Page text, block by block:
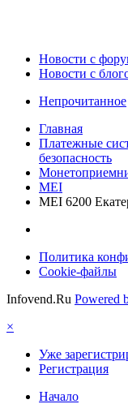
Новости c
Новости с
Непрочитанное
Главная
Платежные
безопасность
MEI
MEI 6200
Политика
Cookie-файлы
Infovend.Ru Powered
×
Уже
Регистрация
Начало